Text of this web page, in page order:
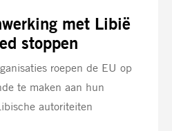
met Libië
stoppen
roepen de EU op
te maken aan hun
autoriteiten